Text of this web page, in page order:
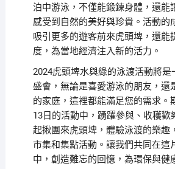
泊中游泳，不僅能鍛鍊身體，還能
感受到自然的美好與珍貴。活動的
吸引更多的遊客前來虎頭埤，還能
度，為當地經濟注入新的活力。
2024虎頭埤水與綠的泳渡活動將是
盛會，無論是喜愛游泳的朋友，還
的家庭，這裡都能滿足您的需求。
13日的活動中，踴躍參與、收穫歡
起揪團來虎頭埤，體驗泳渡的樂趣
市集和集點活動。讓我們共同在這
中，創造難忘的回憶，為環保與健